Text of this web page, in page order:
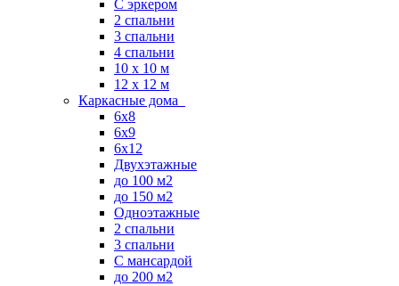
С эркером
2 спальни
3 спальни
4 спальни
10 x 10 м
12 x 12 м
Каркасные дома
6х8
6х9
6х12
Двухэтажные
до 100 м2
до 150 м2
Одноэтажные
2 спальни
3 спальни
С мансардой
до 200 м2